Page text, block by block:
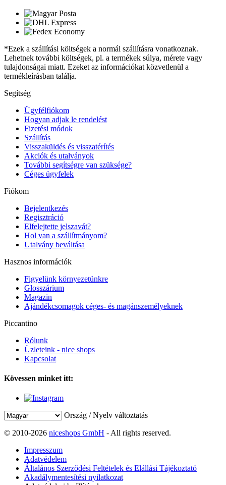
*Ezek a szállítási költségek a normál szállításra vonatkoznak.
Lehetnek további költségek, pl. a termékek súlya, mérete vagy
tulajdonságai miatt. Ezeket az információkat közvetlenül a
termékleírásban találja.
Segítség
Ügyfélfiókom
Hogyan adjak le rendelést
Fizetési módok
Szállítás
Visszaküldés és visszatérítés
Akciók és utalványok
További segítségre van szüksége?
Céges ügyfelek
Fiókom
Bejelentkezés
Regisztráció
Elfelejtette jelszavát?
Hol van a szállítmányom?
Utalvány beváltása
Hasznos információk
Figyelünk környezetünkre
Glosszárium
Magazin
Ajándékcsomagok céges- és magánszemélyeknek
Piccantino
Rólunk
Üzleteink - nice shops
Kapcsolat
Kövessen minket itt:
Ország / Nyelv változtatás
© 2010-2026 niceshops GmbH - All rights reserved.
Impresszum
Adatvédelem
Általános Szerződési Feltételek és Elállási Tájékoztató
Akadálymentesítési nyilatkozat